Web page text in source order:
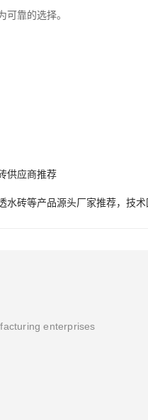
靠的选择。
供应商推荐
水砖等产品源头厂家推荐，技
enterprises